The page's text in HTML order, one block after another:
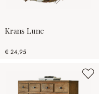
Krans Lune
€ 24,95